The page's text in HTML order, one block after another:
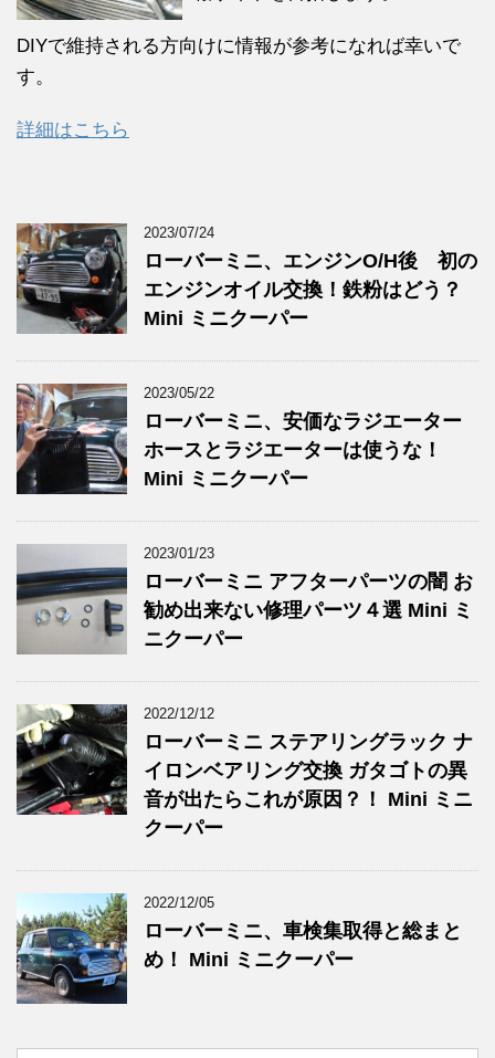
DIYで維持される方向けに情報が参考になれば幸いで
す。
詳細はこちら
2023/07/24
ローバーミニ、エンジンO/H後 初の
エンジンオイル交換！鉄粉はどう？
Mini ミニクーパー
2023/05/22
ローバーミニ、安価なラジエーター
ホースとラジエーターは使うな！
Mini ミニクーパー
2023/01/23
ローバーミニ アフターパーツの闇 お
勧め出来ない修理パーツ４選 Mini ミ
ニクーパー
2022/12/12
ローバーミニ ステアリングラック ナ
イロンベアリング交換 ガタゴトの異
音が出たらこれが原因？！ Mini ミニ
クーパー
2022/12/05
ローバーミニ、車検集取得と総まと
め！ Mini ミニクーパー